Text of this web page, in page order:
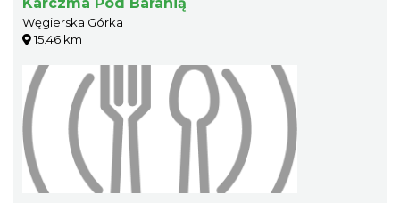
Węgierska Górka
15.46 km